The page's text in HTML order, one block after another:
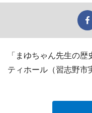
「まゆちゃん先生の
ティホール（習志野市